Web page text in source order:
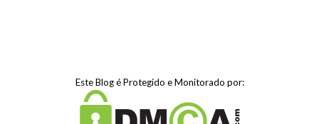
Este Blog é Protegido e Monitorado por: